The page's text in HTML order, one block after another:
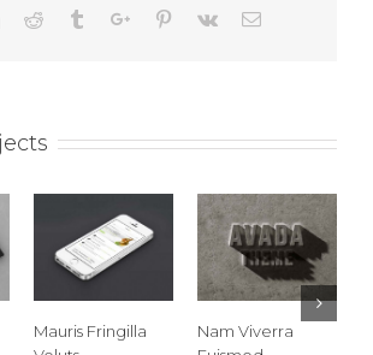
LinkedinReddit TumblrGoogle+Pinterest
Vk Email
Mauris Fringilla
Nam Viverra